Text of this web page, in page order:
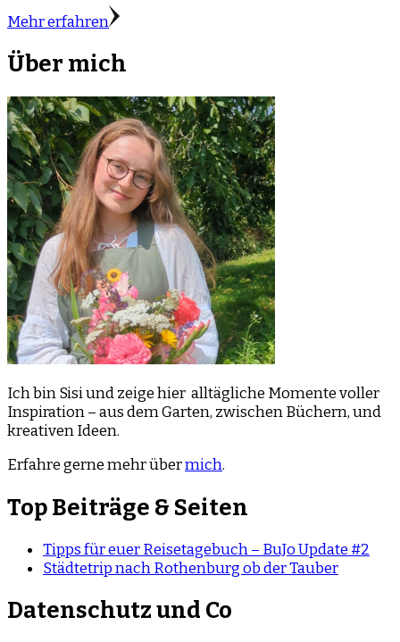
Mehr erfahren
Über mich
Ich bin Sisi und zeige hier alltägliche Momente voller
Inspiration – aus dem Garten, zwischen Büchern, und
kreativen Ideen.
Erfahre gerne mehr übermich.
Top Beiträge & Seiten
Tipps für euer Reisetagebuch – BuJo Update #2
Städtetrip nach Rothenburg ob der Tauber
Datenschutz und Co